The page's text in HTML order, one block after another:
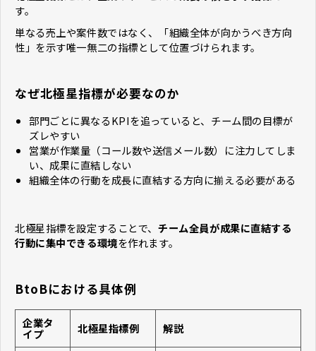
す。
単なる売上や案件数ではなく、「組織全体が向かうべき方向
性」を示す唯一無二の指標として位置づけられます。
なぜ北極星指標が必要なのか
部門ごとに異なるKPIを追っていると、チーム間の目標が
ズレやすい
営業が作業量（コール数や送信メール数）に注力してしま
い、成果に直結しない
組織全体の行動を成長に直結する方向に揃える必要がある
北極星指標を設定することで、チーム全員が成果に直結する
行動に集中できる環境を作れます。
BtoBにおける具体例
企業タ
イプ 北極星指標例 解説